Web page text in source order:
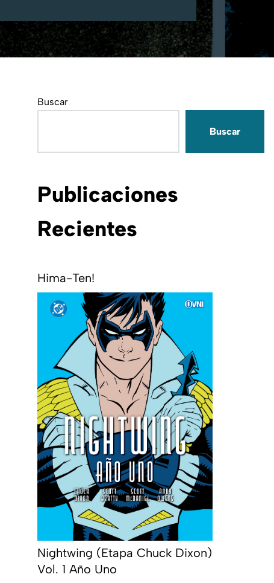
Buscar
Buscar
Publicaciones
Recientes
Hima-Ten!
Nightwing (Etapa Chuck Dixon)
Vol. 1 Año Uno